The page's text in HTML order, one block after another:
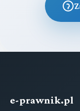
e-prawnik.pl